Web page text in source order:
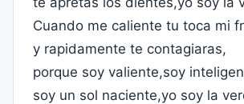
Cuando me caliente tu toca mi
y rapidamente te contagiaras,
porque soy valiente,soy
soy un sol naciente,yo soy la